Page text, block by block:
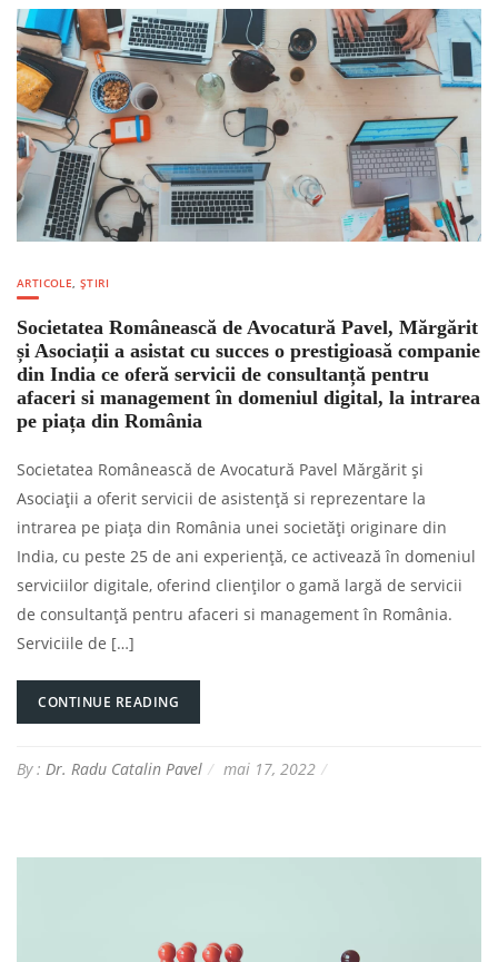
ARTICOLE,ȘTIRI
Societatea Românească de Avocatură Pavel, Mărgărit
și Asociații a asistat cu succes o prestigioasă companie
din India ce oferă servicii de consultanță pentru
afaceri si management în domeniul digital, la intrarea
pe piața din România
Societatea Românească de Avocatură Pavel Mărgărit și
Asociații a oferit servicii de asistență si reprezentare la
intrarea pe piața din România unei societăți originare din
India, cu peste 25 de ani experiență, ce activează în domeniul
serviciilor digitale, oferind clienților o gamă largă de servicii
de consultanță pentru afaceri si management în România.
Serviciile de […]
CONTINUE READING
By : Dr. Radu Catalin Pavel mai 17, 2022